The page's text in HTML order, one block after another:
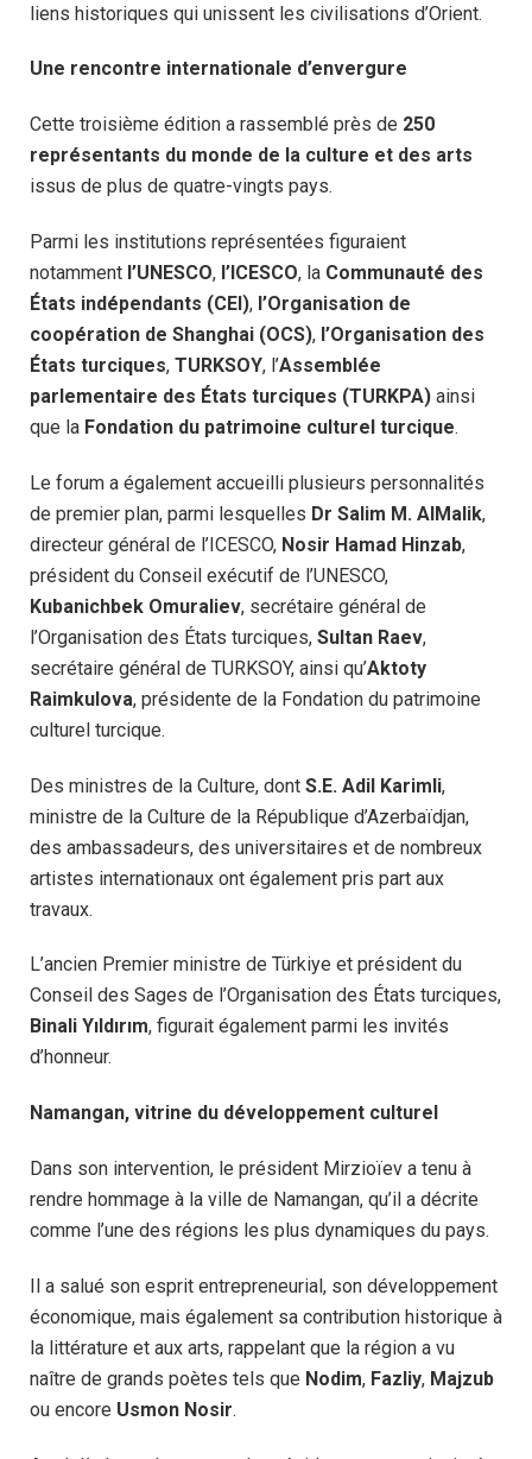
liens historiques qui unissent les civilisations d’Orient.
Une rencontre internationale d’envergure
Cette troisième édition a rassemblé près de 250
représentants du monde de la culture et des arts
issus de plus de quatre-vingts pays.
Parmi les institutions représentées figuraient
notamment l’UNESCO, l’ICESCO, la Communauté des
États indépendants (CEI), l’Organisation de
coopération de Shanghai (OCS), l’Organisation des
États turciques, TURKSOY, l’Assemblée
parlementaire des États turciques (TURKPA) ainsi
que la Fondation du patrimoine culturel turcique.
Le forum a également accueilli plusieurs personnalités
de premier plan, parmi lesquelles Dr Salim M. AlMalik,
directeur général de l’ICESCO, Nosir Hamad Hinzab,
président du Conseil exécutif de l’UNESCO,
Kubanichbek Omuraliev, secrétaire général de
l’Organisation des États turciques, Sultan Raev,
secrétaire général de TURKSOY, ainsi qu’Aktoty
Raimkulova, présidente de la Fondation du patrimoine
culturel turcique.
Des ministres de la Culture, dont S.E. Adil Karimli,
ministre de la Culture de la République d’Azerbaïdjan,
des ambassadeurs, des universitaires et de nombreux
artistes internationaux ont également pris part aux
travaux.
L’ancien Premier ministre de Türkiye et président du
Conseil des Sages de l’Organisation des États turciques,
Binali Yıldırım, figurait également parmi les invités
d’honneur.
Namangan, vitrine du développement culturel
Dans son intervention, le président Mirzioïev a tenu à
rendre hommage à la ville de Namangan, qu’il a décrite
comme l’une des régions les plus dynamiques du pays.
Il a salué son esprit entrepreneurial, son développement
économique, mais également sa contribution historique à
la littérature et aux arts, rappelant que la région a vu
naître de grands poètes tels que Nodim, Fazliy, Majzub
ou encore Usmon Nosir.